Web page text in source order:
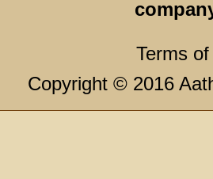
Terms
Copyright © 2016